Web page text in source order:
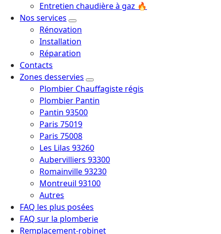
Entretien chaudière à gaz 🔥
Nos services
Rénovation
Installation
Réparation
Contacts
Zones desservies
Plombier Chauffagiste régis
Plombier Pantin
Pantin 93500
Paris 75019
Paris 75008
Les Lilas 93260
Aubervilliers 93300
Romainville 93230
Montreuil 93100
Autres
FAQ les plus posées
FAQ sur la plomberie
Remplacement-robinet